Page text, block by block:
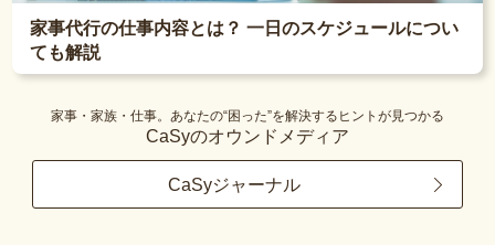
家事代行の仕事内容とは？ 一日のスケジュールについ
ても解説
家事・家族・仕事。あなたの“困った”を解決するヒントが見つかる
CaSyのオウンドメディア
CaSyジャーナル